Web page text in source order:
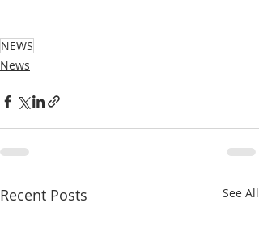
NEWS
News
Recent Posts See All